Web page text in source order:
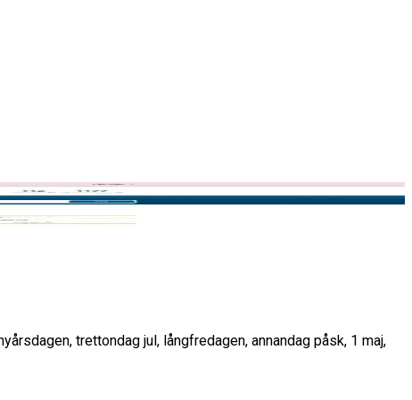
trettondag jul, långfredagen, annandag påsk, 1 maj,